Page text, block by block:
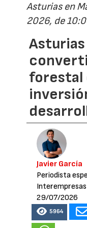
Asturias en
2026, de
forestal
Javier García
Periodista
29/07/2026
5964